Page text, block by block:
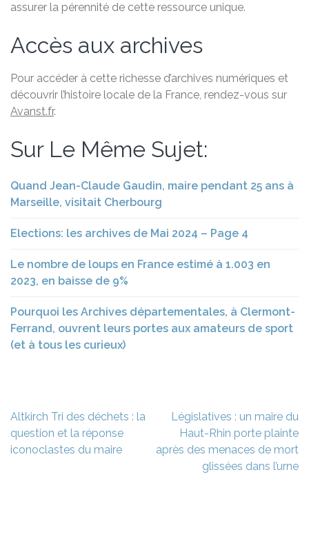
assurer la pérennité de cette ressource unique.
Accès aux archives
Pour accéder à cette richesse d’archives numériques et
découvrir l’histoire locale de la France, rendez-vous sur
Avanst.fr.
Sur Le Même Sujet:
Quand Jean-Claude Gaudin, maire pendant 25 ans à
Marseille, visitait Cherbourg
Elections: les archives de Mai 2024 – Page 4
Le nombre de loups en France estimé à 1.003 en
2023, en baisse de 9%
Pourquoi les Archives départementales, à Clermont-
Ferrand, ouvrent leurs portes aux amateurs de sport
(et à tous les curieux)
Navigation
de
l’article
Altkirch Tri des déchets : la
question et la réponse
iconoclastes du maire
Législatives : un maire du
Haut-Rhin porte plainte
après des menaces de mort
glissées dans l’urne